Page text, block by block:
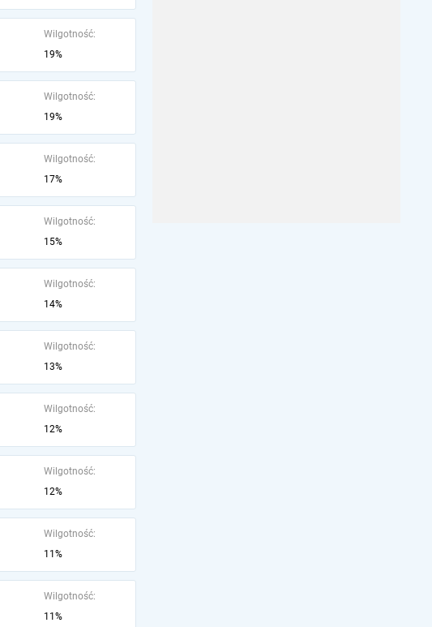
Wilgotność:
19%
Wilgotność:
19%
Wilgotność:
17%
Wilgotność:
15%
Wilgotność:
14%
Wilgotność:
13%
Wilgotność:
12%
Wilgotność:
12%
Wilgotność:
11%
Wilgotność:
11%